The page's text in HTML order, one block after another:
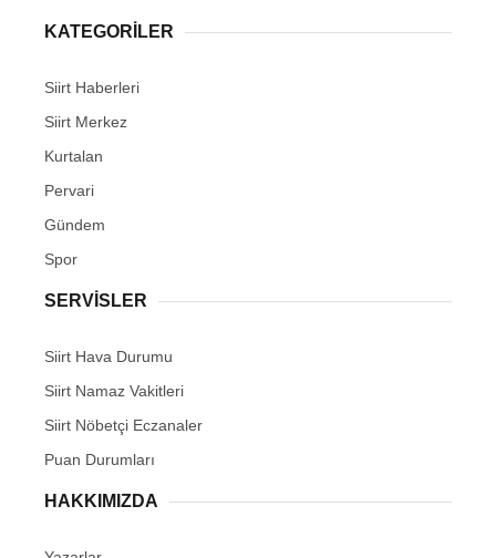
KATEGORİLER
Siirt Haberleri
Siirt Merkez
Kurtalan
Pervari
Gündem
Spor
SERVİSLER
Siirt Hava Durumu
Siirt Namaz Vakitleri
Siirt Nöbetçi Eczanaler
Puan Durumları
HAKKIMIZDA